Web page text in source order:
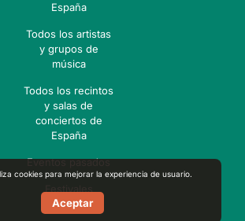
cookies para mejorar la experiencia de usuario.
Aceptar
España
Todos los artistas
y grupos de
música
Todos los recintos
y salas de
conciertos de
España
Eventos pasados
Festivales
pasados